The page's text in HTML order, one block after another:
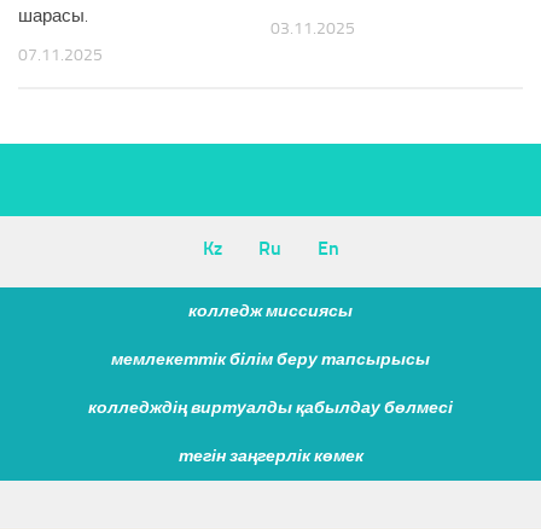
шарасы.
07.11.2025
03.11.2025
Kz Ru En
колледж миссиясы
мемлекеттік білім беру тапсырысы
колледждің виртуалды қабылдау бөлмесі
тегін заңгерлік көмек